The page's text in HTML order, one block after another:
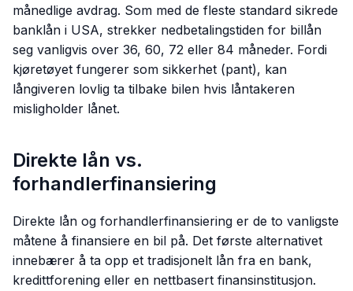
månedlige avdrag. Som med de fleste standard sikrede
banklån i USA, strekker nedbetalingstiden for billån
seg vanligvis over 36, 60, 72 eller 84 måneder. Fordi
kjøretøyet fungerer som sikkerhet (pant), kan
långiveren lovlig ta tilbake bilen hvis låntakeren
misligholder lånet.
Direkte lån vs.
forhandlerfinansiering
Direkte lån og forhandlerfinansiering er de to vanligste
måtene å finansiere en bil på. Det første alternativet
innebærer å ta opp et tradisjonelt lån fra en bank,
kredittforening eller en nettbasert finansinstitusjon.